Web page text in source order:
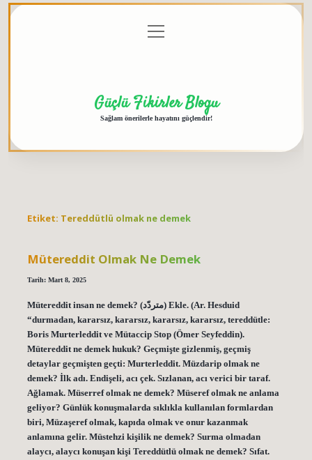
menüyü
aç
Güçlü Fikirler Blogu
Sağlam önerilerle hayatını güçlendir!
Etiket: Tereddütlü olmak ne demek
Mütereddit Olmak Ne Demek
Tarih: Mart 8, 2025
Mütereddit insan ne demek? (ﻣﺘﺮﺩّﺩ) Ekle. (Ar. Hesduid
“durmadan, kararsız, kararsız, kararsız, kararsız, tereddütle:
Boris Murterleddit ve Mütaccip Stop (Ömer Seyfeddin).
Mütereddit ne demek hukuk? Geçmişte gizlenmiş, geçmiş
detaylar geçmişten geçti: Murterleddit. Müzdarip olmak ne
demek? İlk adı. Endişeli, acı çek. Sızlanan, acı verici bir taraf.
Ağlamak. Müserref olmak ne demek? Müseref olmak ne anlama
geliyor? Günlük konuşmalarda sıklıkla kullanılan formlardan
biri, Müzaşeref olmak, kapıda olmak ve onur kazanmak
anlamına gelir. Müstehzi kişilik ne demek? Surma olmadan
alaycı, alaycı konuşan kişi Tereddütlü olmak ne demek? Sıfat.